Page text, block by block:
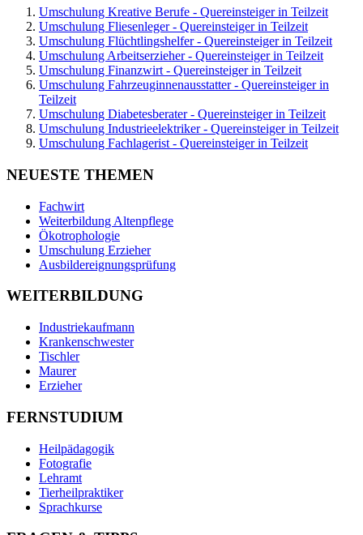
Umschulung Kreative Berufe - Quereinsteiger in Teilzeit
Umschulung Fliesenleger - Quereinsteiger in Teilzeit
Umschulung Flüchtlingshelfer - Quereinsteiger in Teilzeit
Umschulung Arbeitserzieher - Quereinsteiger in Teilzeit
Umschulung Finanzwirt - Quereinsteiger in Teilzeit
Umschulung Fahrzeuginnenausstatter - Quereinsteiger in
Teilzeit
Umschulung Diabetesberater - Quereinsteiger in Teilzeit
Umschulung Industrieelektriker - Quereinsteiger in Teilzeit
Umschulung Fachlagerist - Quereinsteiger in Teilzeit
NEUESTE THEMEN
Fachwirt
Weiterbildung Altenpflege
Ökotrophologie
Umschulung Erzieher
Ausbildereignungsprüfung
WEITERBILDUNG
Industriekaufmann
Krankenschwester
Tischler
Maurer
Erzieher
FERNSTUDIUM
Heilpädagogik
Fotografie
Lehramt
Tierheilpraktiker
Sprachkurse